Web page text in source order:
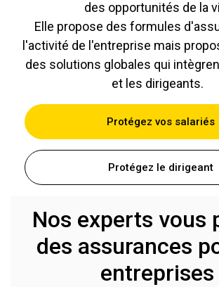
des opportunités de la
Elle propose des formules
l'activité de l'entreprise mais
des solutions globales qui
et les dirigeants.
Protégez vos salariés
Protégez le dirigeant
Nos experts vous
des assurances
entreprises